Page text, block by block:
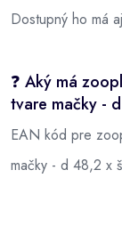
Dostupný ho má aj
❓ Aký má
tvare mačky -
EAN kód pre
mačky - d 48,2 x